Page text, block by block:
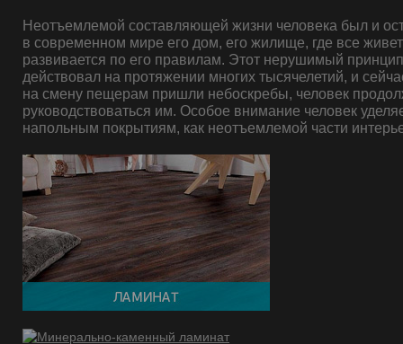
Неотъемлемой составляющей жизни человека был и
в современном мире его дом, его жилище, где все
развивается по его правилам. Этот нерушимый принцип
действовал на протяжении многих тысячелетий, и
на смену пещерам пришли небоскребы, человек
руководствоваться им. Особое внимание человек
напольным покрытиям, как неотъемлемой части